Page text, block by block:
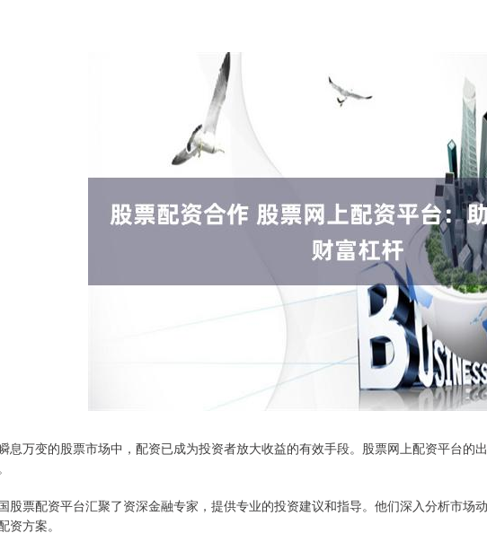
息万变的股票市场中，配资已成为投资者放大收益的有效手段。股票网上配资平台的
股票配资平台汇聚了资深金融专家，提供专业的投资建议和指导。他们深入分析市场
资方案。